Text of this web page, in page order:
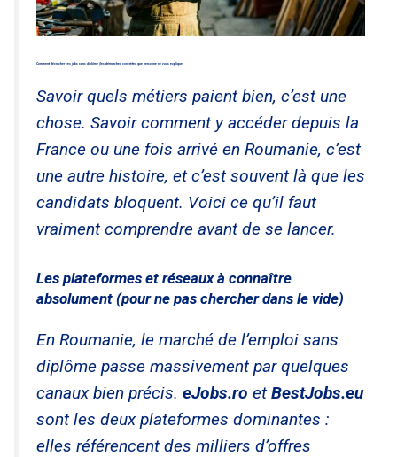
Comment décrocher ces jobs sans diplôme (les démarches concrètes que personne ne vous explique)
Savoir quels métiers paient bien, c’est une
chose. Savoir comment y accéder depuis la
France ou une fois arrivé en Roumanie, c’est
une autre histoire, et c’est souvent là que les
candidats bloquent. Voici ce qu’il faut
vraiment comprendre avant de se lancer.
Les plateformes et réseaux à connaître
absolument (pour ne pas chercher dans le vide)
En Roumanie, le marché de l’emploi sans
diplôme passe massivement par quelques
canaux bien précis. eJobs.ro etBestJobs.eu
sont les deux plateformes dominantes :
elles référencent des milliers d’offres